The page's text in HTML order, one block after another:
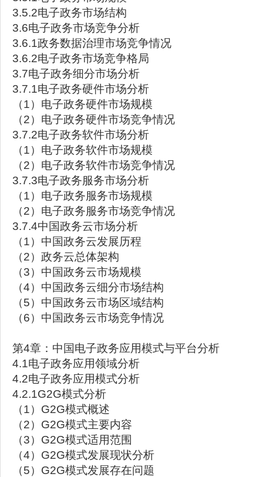
3.5.2电子政务市场结构
3.6电子政务市场竞争分析
3.6.1政务数据治理市场竞争情况
3.6.2电子政务市场竞争格局
3.7电子政务细分市场分析
3.7.1电子政务硬件市场分析
（1）电子政务硬件市场规模
（2）电子政务硬件市场竞争情况
3.7.2电子政务软件市场分析
（1）电子政务软件市场规模
（2）电子政务软件市场竞争情况
3.7.3电子政务服务市场分析
（1）电子政务服务市场规模
（2）电子政务服务市场竞争情况
3.7.4中国政务云市场分析
（1）中国政务云发展历程
（2）政务云总体架构
（3）中国政务云市场规模
（4）中国政务云细分市场结构
（5）中国政务云市场区域结构
（6）中国政务云市场竞争情况
第4章：中国电子政务应用模式与平台分析
4.1电子政务应用领域分析
4.2电子政务应用模式分析
4.2.1G2G模式分析
（1）G2G模式概述
（2）G2G模式主要内容
（3）G2G模式适用范围
（4）G2G模式发展现状分析
（5）G2G模式发展存在问题